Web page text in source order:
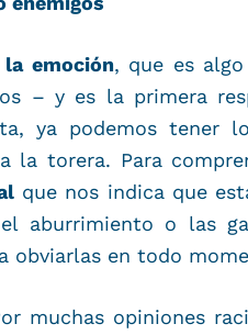
emoción, que es
– y es la primera
ya podemos tener
la torera. Para
que nos indica que
aburrimiento o las
obviarlas en todo
muchas opiniones